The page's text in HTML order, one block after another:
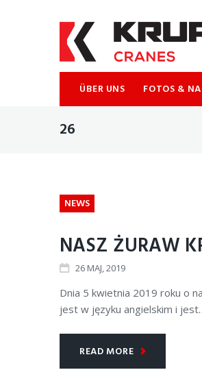
ÜBER UNS FOTOS &
26
NEWS
NASZ ŻURAW
26MAJ, 2019
Dnia 5 kwietnia 2019 roku o
jest w języku angielskim i
READ MORE